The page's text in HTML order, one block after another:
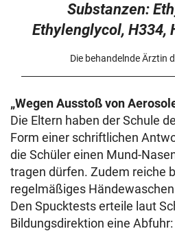
Substanzen:
Ethylenglycol, H334,
Die behandelnde Ärztin
„Wegen Ausstoß von
Die Eltern haben der Schule
Form einer schriftlichen
die Schüler einen Mund-
tragen dürfen. Zudem reiche
regelmäßiges
Den Spucktests erteile laut
Bildungsdirektion eine